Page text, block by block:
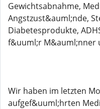
Gewichtsabnahme,
Angstzust&auml;nde,
Diabetesprodukte,
f&uuml;r M&auml;nner
Wir haben im letzten
aufgef&uuml;hrten